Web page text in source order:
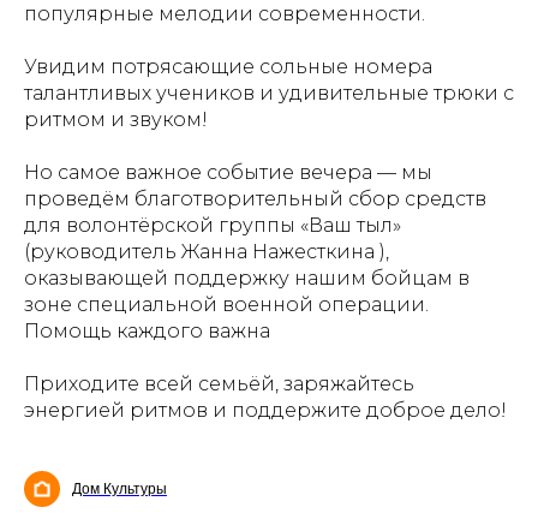
популярные мелодии современности.
Увидим потрясающие сольные номера
талантливых учеников и удивительные трюки с
ритмом и звуком!
Но самое важное событие вечера — мы
проведём благотворительный сбор средств
для волонтёрской группы «Ваш тыл»
(руководитель Жанна Нажесткина ),
оказывающей поддержку нашим бойцам в
зоне специальной военной операции.
Помощь каждого важна
Приходите всей семьёй, заряжайтесь
энергией ритмов и поддержите доброе дело!
Дом Культуры